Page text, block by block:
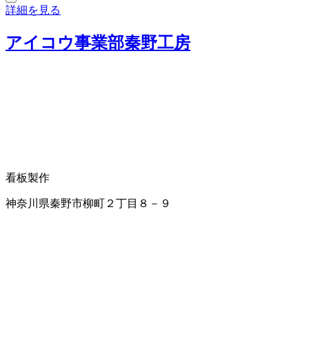
詳細を見る
アイコウ事業部秦野工房
看板製作
神奈川県秦野市柳町２丁目８－９